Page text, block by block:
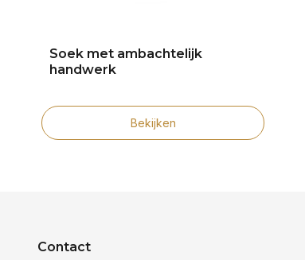
Soek met ambachtelijk
handwerk
Bekijken
Contact